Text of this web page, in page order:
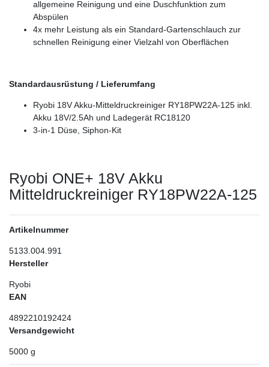
allgemeine Reinigung und eine Duschfunktion zum
Abspülen
4x mehr Leistung als ein Standard-Gartenschlauch zur
schnellen Reinigung einer Vielzahl von Oberflächen
Standardausrüstung / Lieferumfang
Ryobi 18V Akku-Mitteldruckreiniger RY18PW22A-125 inkl.
Akku 18V/2.5Ah und Ladegerät RC18120
3-in-1 Düse, Siphon-Kit
Ryobi ONE+ 18V Akku
Mitteldruckreiniger RY18PW22A-125
Artikelnummer
5133.004.991
Hersteller
Ryobi
EAN
4892210192424
Versandgewicht
5000 g